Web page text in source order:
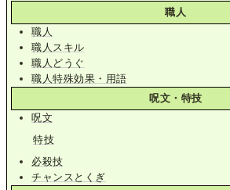
職人
職人
職人スキル
職人どうぐ
職人特殊効果・用語
呪文・特技
呪文
特技
必殺技
チャンスとくぎ